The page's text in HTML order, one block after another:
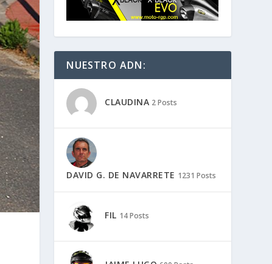
NUESTRO ADN:
CLAUDINA 2 Posts
DAVID G. DE NAVARRETE 1231 Posts
FIL 14 Posts